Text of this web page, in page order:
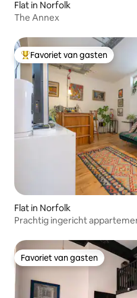
Flat in Norfolk
The Annex
Topfavoriet van gasten
Favoriet van gasten
Flat in Norfolk
Prachtig ingericht
Favoriet van gasten
Favoriet van gasten